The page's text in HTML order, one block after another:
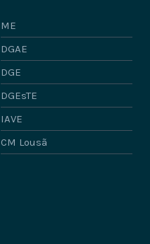
ME
DGAE
DGE
DGEsTE
IAVE
CM Lousã